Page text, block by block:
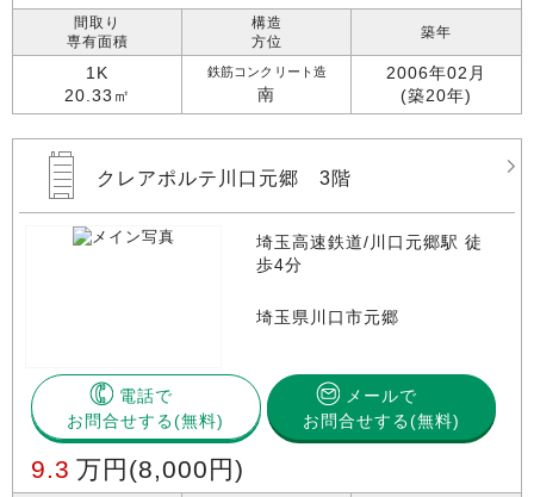
間取り
専有面積
1K
20.33㎡
構造
方位
鉄筋コンクリート造
南
築年
2006年02月
(築20年)
クレアポルテ川口元郷 3階
埼玉高速鉄道/川口元郷駅 徒
歩4分
埼玉県川口市元郷
電話で
お問合せする
メールで
お問合せする(無料)
9.3 万円 (8,000円)